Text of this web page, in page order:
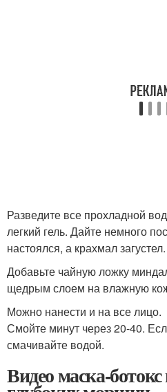
Разведите все прохладной
легкий гель. Дайте немного
настоялся, а крахмал загустел.
Добавьте чайную ложку
щедрым слоем на влажную
Можно нанести и на все лицо.
Смойте минут через 20-40.
смачивайте водой.
Видео маска-